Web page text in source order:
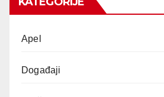
Apel
Događaji